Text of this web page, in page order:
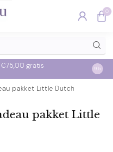
0
gratis Op
9.5
pakket Little Dutch
pakket Little